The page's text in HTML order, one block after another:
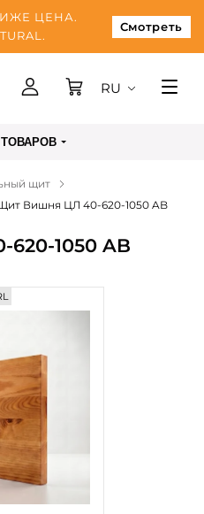
ЦЕНА.
Смотреть
RU
ТОВАРОВ
щит
Вишня ЦЛ 40-620-1050 AB
1050 AB